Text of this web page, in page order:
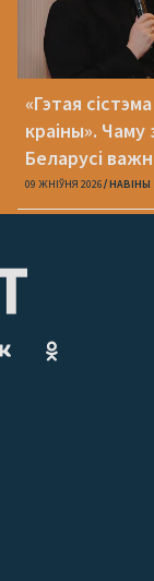
«Гэтая
краіны». Чаму
Беларусі
міжнародным
09 ЖНІЎНЯ 2026 НАВІНЫ